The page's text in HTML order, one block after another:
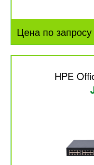
Цена по запросу
HPE